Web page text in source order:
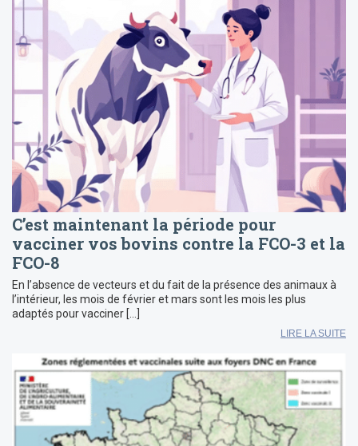
C’est maintenant la période pour
vacciner vos bovins contre la FCO-3 et la
FCO-8
En l’absence de vecteurs et du fait de la présence des animaux à
l’intérieur, les mois de février et mars sont les mois les plus
adaptés pour vacciner […]
LIRE LA SUITE